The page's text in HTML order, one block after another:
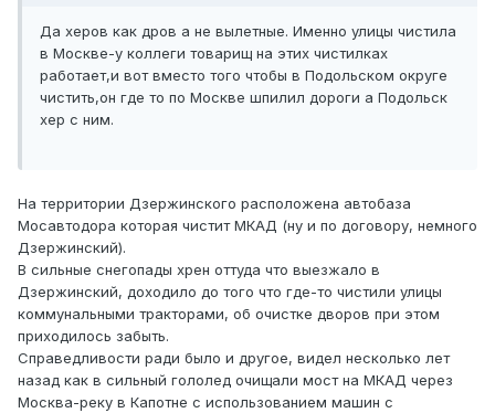
Да херов как дров а не вылетные. Именно улицы чистила
в Москве-у коллеги товарищ на этих чистилках
работает,и вот вместо того чтобы в Подольском округе
чистить,он где то по Москве шпилил дороги а Подольск
хер с ним.
На территории Дзержинского расположена автобаза
Мосавтодора которая чистит МКАД (ну и по договору, немного
Дзержинский).
В сильные снегопады хрен оттуда что выезжало в
Дзержинский, доходило до того что где-то чистили улицы
коммунальными тракторами, об очистке дворов при этом
приходилось забыть.
Справедливости ради было и другое, видел несколько лет
назад как в сильный гололед очищали мост на МКАД через
Москва-реку в Капотне с использованием машин с